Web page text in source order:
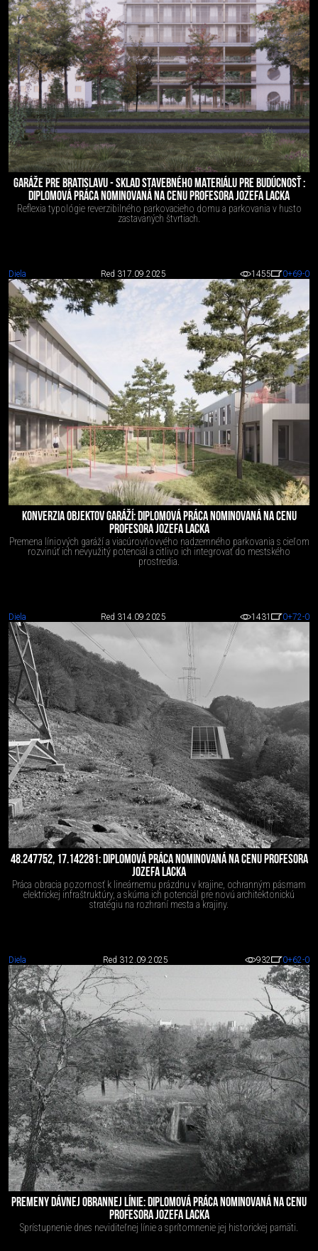
GARÁŽE PRE BRATISLAVU - SKLAD STAVEBNÉHO MATERIÁLU PRE BUDÚCNOSŤ :
DIPLOMOVÁ PRÁCA NOMINOVANÁ NA CENU PROFESORA JOZEFA LACKA
Reflexia typológie reverzibilného parkovacieho domu a parkovania v husto
zastavaných štvrtiach.
Diela Red 317.09.2025 1455 0+69-0
KONVERZIA OBJEKTOV GARÁŽÍ: DIPLOMOVÁ PRÁCA NOMINOVANÁ NA CENU
PROFESORA JOZEFA LACKA
Premena líniových garáží a viacúrovňovvého nadzemného parkovania s cieľom
rozvinúť ich nevyužitý potenciál a citlivo ich integrovať do mestského
prostredia.
Diela Red 314.09.2025 1431 0+72-0
48.247752, 17.142281: DIPLOMOVÁ PRÁCA NOMINOVANÁ NA CENU PROFESORA
JOZEFA LACKA
Práca obracia pozornosť k lineárnemu prázdnu v krajine, ochranným pásmam
elektrickej infraštruktúry, a skúma ich potenciál pre novú architektonickú
stratégiu na rozhraní mesta a krajiny.
Diela Red 312.09.2025 932 0+62-0
PREMENY DÁVNEJ OBRANNEJ LÍNIE: DIPLOMOVÁ PRÁCA NOMINOVANÁ NA CENU
PROFESORA JOZEFA LACKA
Sprístupnenie dnes neviditeľnej línie a sprítomnenie jej historickej pamäti.